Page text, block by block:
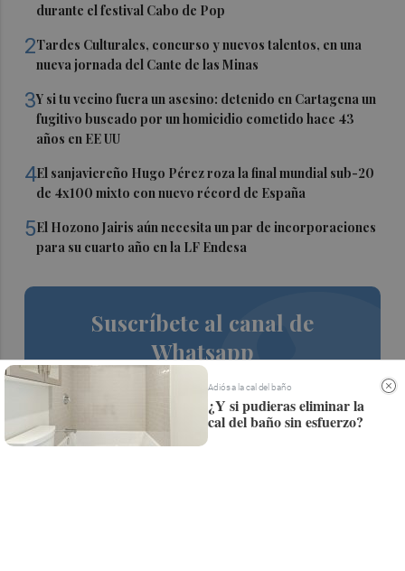
durante el festival Cabo de Pop
2Tardes Culturales, concurso y nuevos talentos, en una
nueva jornada del Cante de las Minas
3Y si tu vecino fuera un asesino: detenido en Cartagena un
fugitivo buscado por un homicidio cometido hace 43
años en EE UU
4El sanjaviereño Hugo Pérez roza la final mundial sub-20
de 4x100 mixto con nuevo récord de España
5El Hozono Jairis aún necesita un par de incorporaciones
para su cuarto año en la LF Endesa
Suscríbete al canal de
Whatsapp
Siempre al día de las últimas noticias
¡Quiero suscribirme!
Adiós a la cal del baño
¿Y si pudieras eliminar la
cal del baño sin esfuerzo?